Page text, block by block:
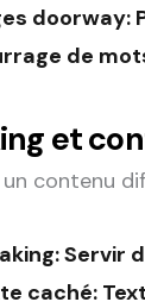
doorway:
de
et
contenu
: Servir
caché: